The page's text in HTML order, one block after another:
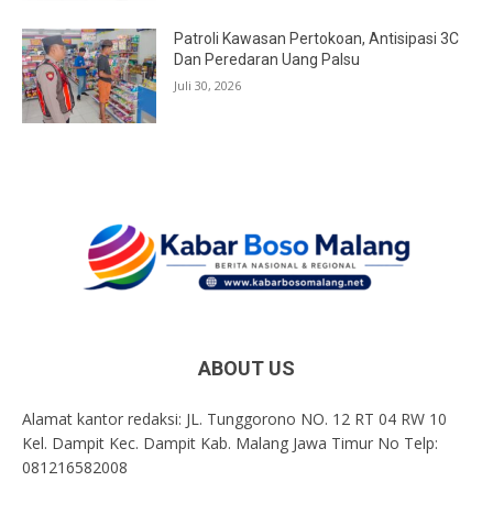
Patroli Kawasan Pertokoan, Antisipasi 3C
Dan Peredaran Uang Palsu
Juli 30, 2026
ABOUT US
Alamat kantor redaksi: JL. Tunggorono NO. 12 RT 04 RW 10
Kel. Dampit Kec. Dampit Kab. Malang Jawa Timur No Telp:
081216582008